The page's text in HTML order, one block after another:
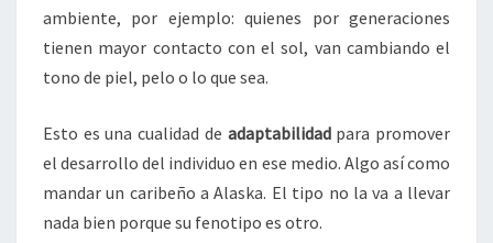
ambiente, por ejemplo: quienes por generaciones
tienen mayor contacto con el sol, van cambiando el
tono de piel, pelo o lo que sea.
Esto es una cualidad de adaptabilidadpara promover
el desarrollo del individuo en ese medio. Algo así como
mandar un caribeño a Alaska. El tipo no la va a llevar
nada bien porque su fenotipo es otro.